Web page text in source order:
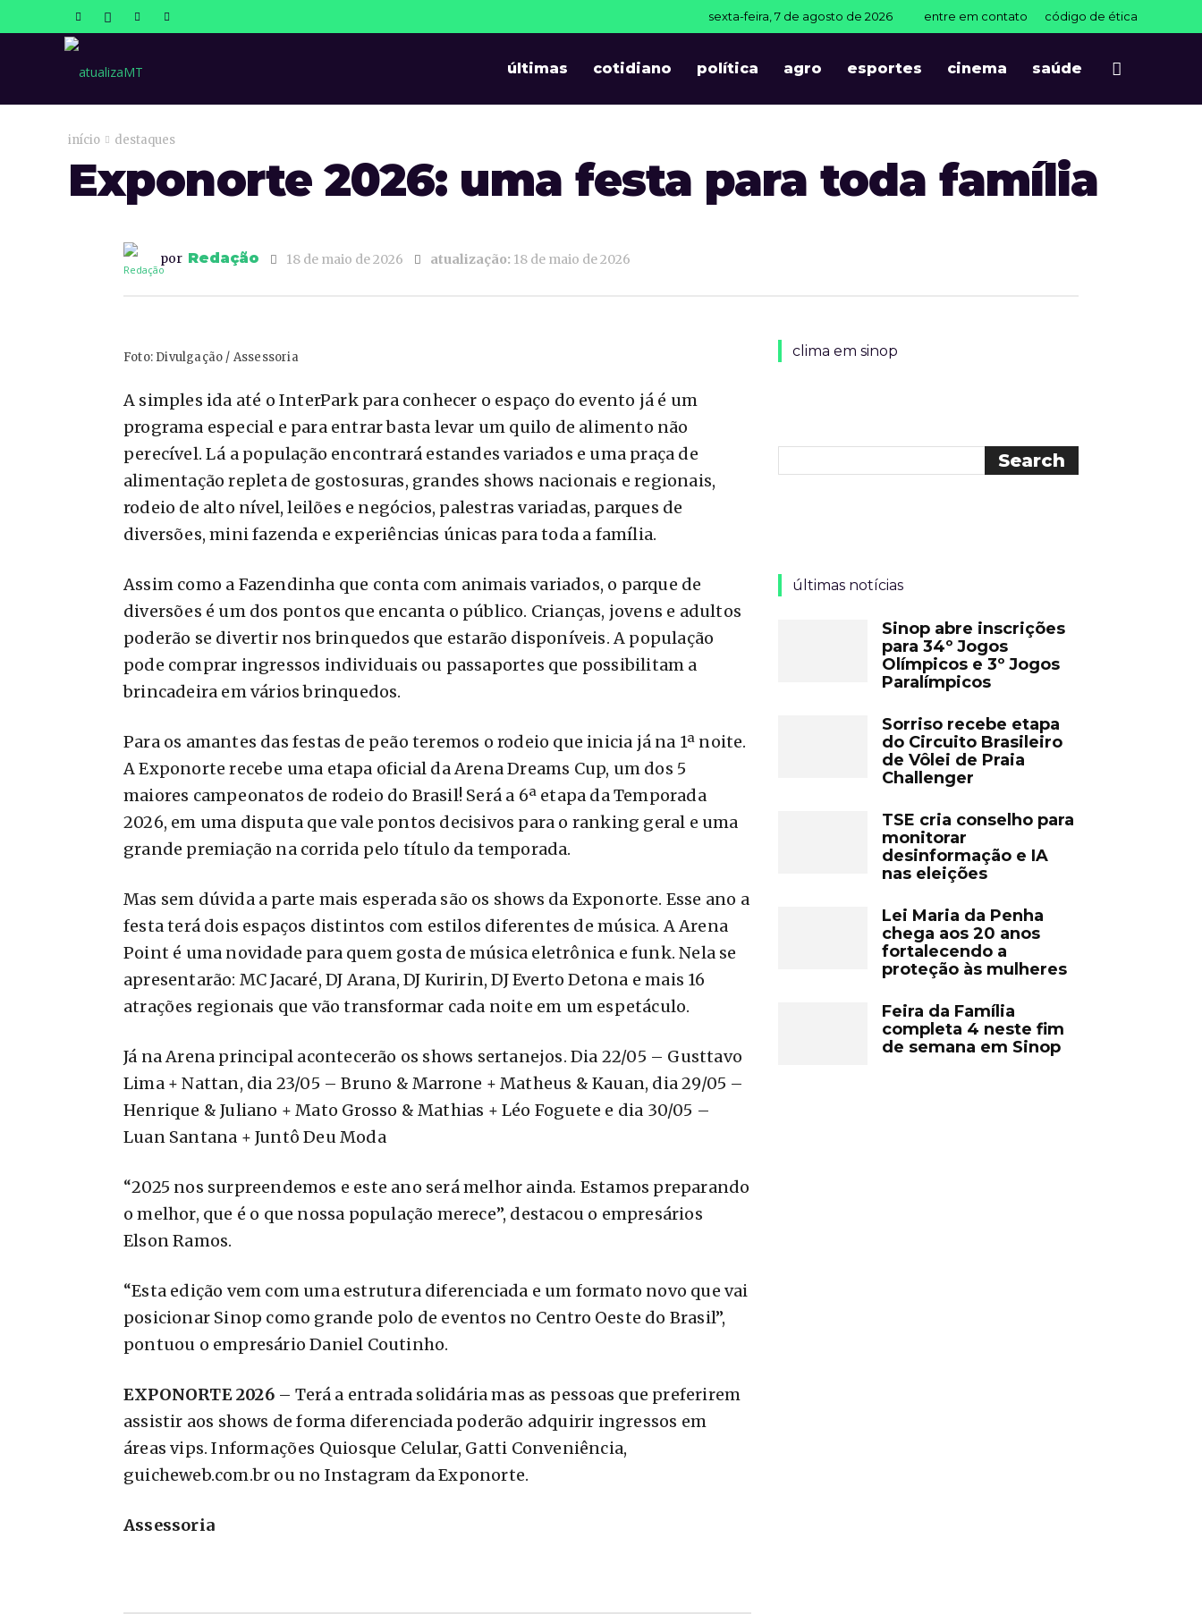
sexta-feira, 7 de agosto de 2026 entre em contato código de ética
últimas cotidiano política agro esportes cinema saúde
início destaques
Exponorte 2026: uma festa para toda família
por Redação 18 de maio de 2026 atualização: 18 de maio de 2026
Foto: Divulgação / Assessoria
A simples ida até o InterPark para conhecer o espaço do evento já é um
programa especial e para entrar basta levar um quilo de alimento não
perecível. Lá a população encontrará estandes variados e uma praça de
alimentação repleta de gostosuras, grandes shows nacionais e regionais,
rodeio de alto nível, leilões e negócios, palestras variadas, parques de
diversões, mini fazenda e experiências únicas para toda a família.
Assim como a Fazendinha que conta com animais variados, o parque de
diversões é um dos pontos que encanta o público. Crianças, jovens e adultos
poderão se divertir nos brinquedos que estarão disponíveis. A população
pode comprar ingressos individuais ou passaportes que possibilitam a
brincadeira em vários brinquedos.
Para os amantes das festas de peão teremos o rodeio que inicia já na 1ª noite.
A Exponorte recebe uma etapa oficial da Arena Dreams Cup, um dos 5
maiores campeonatos de rodeio do Brasil! Será a 6ª etapa da Temporada
2026, em uma disputa que vale pontos decisivos para o ranking geral e uma
grande premiação na corrida pelo título da temporada.
Mas sem dúvida a parte mais esperada são os shows da Exponorte. Esse ano a
festa terá dois espaços distintos com estilos diferentes de música. A Arena
Point é uma novidade para quem gosta de música eletrônica e funk. Nela se
apresentarão: MC Jacaré, DJ Arana, DJ Kuririn, DJ Everto Detona e mais 16
atrações regionais que vão transformar cada noite em um espetáculo.
Já na Arena principal acontecerão os shows sertanejos. Dia 22/05 – Gusttavo
Lima + Nattan, dia 23/05 – Bruno & Marrone + Matheus & Kauan, dia 29/05 –
Henrique & Juliano + Mato Grosso & Mathias + Léo Foguete e dia 30/05 –
Luan Santana + Juntô Deu Moda
“2025 nos surpreendemos e este ano será melhor ainda. Estamos preparando
o melhor, que é o que nossa população merece”, destacou o empresários
Elson Ramos.
“Esta edição vem com uma estrutura diferenciada e um formato novo que vai
posicionar Sinop como grande polo de eventos no Centro Oeste do Brasil”,
pontuou o empresário Daniel Coutinho.
EXPONORTE 2026– Terá a entrada solidária mas as pessoas que preferirem
assistir aos shows de forma diferenciada poderão adquirir ingressos em
áreas vips. Informações Quiosque Celular, Gatti Conveniência,
guicheweb.com.br ou no Instagram da Exponorte.
Assessoria
clima em sinop
últimas notícias
Sinop abre inscrições
para 34º Jogos
Olímpicos e 3º Jogos
Paralímpicos
Sorriso recebe etapa
do Circuito Brasileiro
de Vôlei de Praia
Challenger
TSE cria conselho para
monitorar
desinformação e IA
nas eleições
Lei Maria da Penha
chega aos 20 anos
fortalecendo a
proteção às mulheres
Feira da Família
completa 4 neste fim
de semana em Sinop